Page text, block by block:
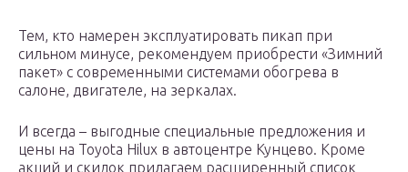
Тем, кто намерен эксплуатировать пикап при
сильном минусе, рекомендуем приобрести «Зимний
пакет» с современными системами обогрева в
салоне, двигателе, на зеркалах.
И всегда – выгодные специальные предложения и
цены на Toyota Hilux в автоцентре Кунцево. Кроме
акций и скидок прилагаем расширенный список